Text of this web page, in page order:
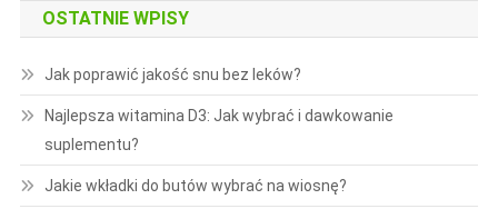
OSTATNIE WPISY
Jak poprawić jakość snu bez leków?
Najlepsza witamina D3: Jak wybrać i dawkowanie
suplementu?
Jakie wkładki do butów wybrać na wiosnę?